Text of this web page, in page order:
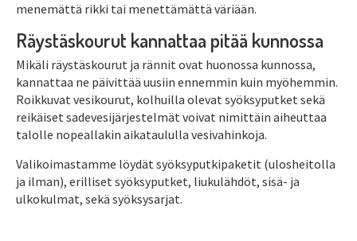
menemättä rikki tai menettämättä väriään.
Räystäskourut kannattaa pitää kunnossa
Mikäli räystäskourut ja rännit ovat huonossa kunnossa,
kannattaa ne päivittää uusiin ennemmin kuin myöhemmin.
Roikkuvat vesikourut, kolhuilla olevat syöksyputket sekä
reikäiset sadevesijärjestelmät voivat nimittäin aiheuttaa
talolle nopeallakin aikataululla vesivahinkoja.
Valikoimastamme löydät syöksyputkipaketit (ulosheitolla
ja ilman), erilliset syöksyputket, liukulähdöt, sisä- ja
ulkokulmat, sekä syöksysarjat.